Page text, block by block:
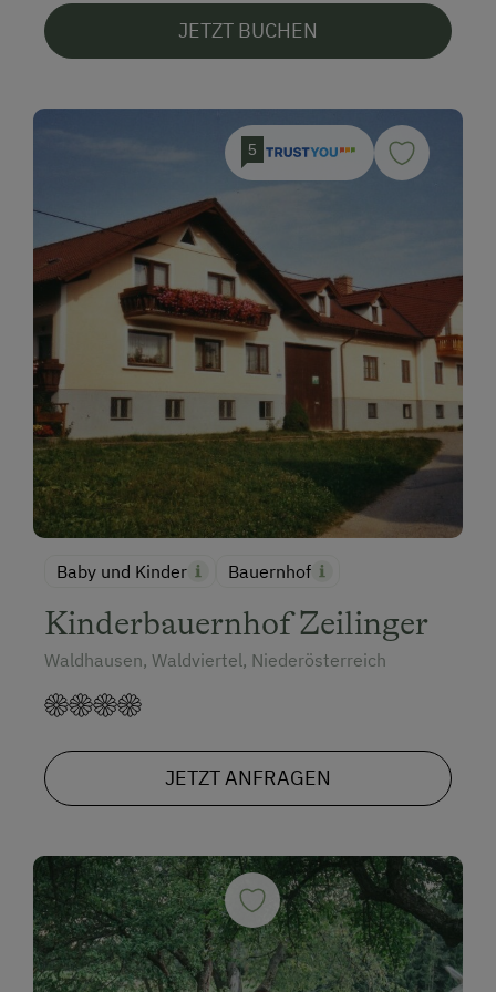
Nordic Walking
Reitunterricht
Reitwege
Schneeschuhwanderung
Seezugang
Tanzabend
Tennisplatz
Tischtennis
Wintersport
Seminar-Dienstleistungen
Ausstattung für Konferenzen
Hochgeschwindigkeits-Internetzugang
Tagungszentrum
Zusätzliche Ausstattungsmerkmale
Aktivurlaub
JETZT BUCHEN
5
Baby und Kinder Bauernhof
Kinderbauernhof Zeilinger
Waldhausen, Waldviertel, Niederösterreich
JETZT ANFRAGEN